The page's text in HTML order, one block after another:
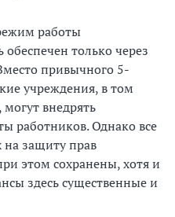
работы
только через
привычного 5-
учреждения, в том
внедрять
работников. Однако все
защиту прав
этом сохранены, хотя и
здесь существенные и